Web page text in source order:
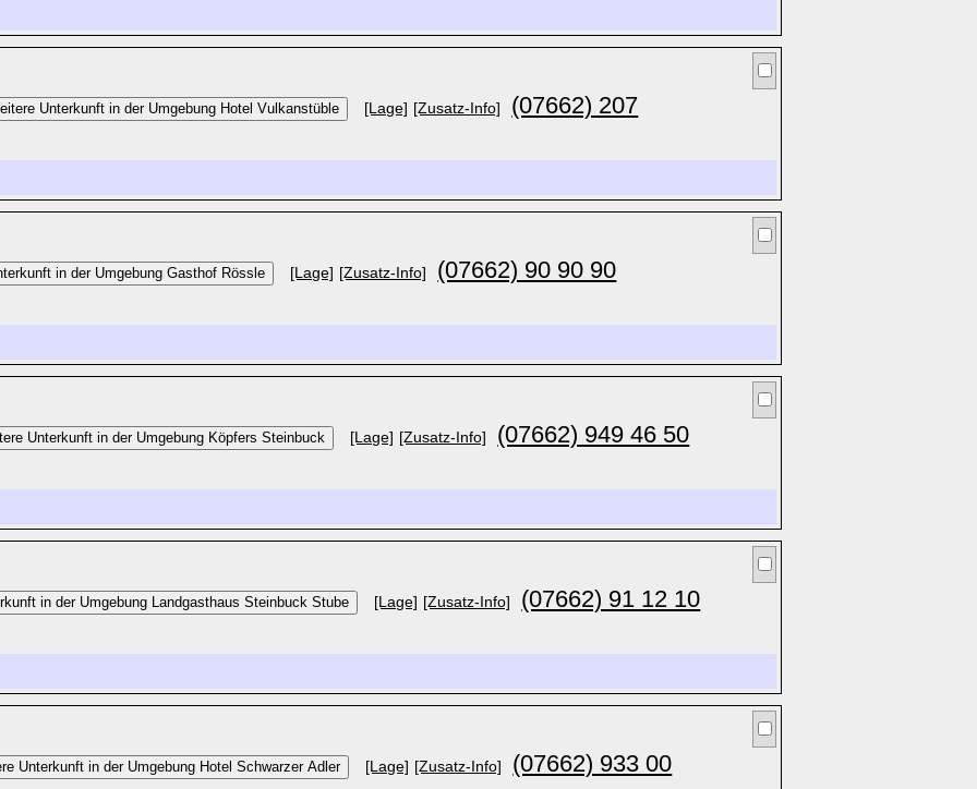
[Lage] [Zusatz-Info] (07662) 207
[Lage] [Zusatz-Info] (07662) 90 90 90
[Lage] [Zusatz-Info] (07662) 949 46 50
[Lage] [Zusatz-Info] (07662) 91 12 10
[Lage] [Zusatz-Info] (07662) 933 00